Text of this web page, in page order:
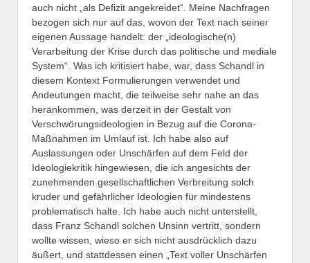
auch nicht „als Defizit angekreidet“. Meine Nachfragen
bezogen sich nur auf das, wovon der Text nach seiner
eigenen Aussage handelt: der „ideologische(n)
Verarbeitung der Krise durch das politische und mediale
System“. Was ich kritisiert habe, war, dass Schandl in
diesem Kontext Formulierungen verwendet und
Andeutungen macht, die teilweise sehr nahe an das
herankommen, was derzeit in der Gestalt von
Verschwörungsideologien in Bezug auf die Corona-
Maßnahmen im Umlauf ist. Ich habe also auf
Auslassungen oder Unschärfen auf dem Feld der
Ideologiekritik hingewiesen, die ich angesichts der
zunehmenden gesellschaftlichen Verbreitung solch
kruder und gefährlicher Ideologien für mindestens
problematisch halte. Ich habe auch nicht unterstellt,
dass Franz Schandl solchen Unsinn vertritt, sondern
wollte wissen, wieso er sich nicht ausdrücklich dazu
äußert, und stattdessen einen „Text voller Unschärfen